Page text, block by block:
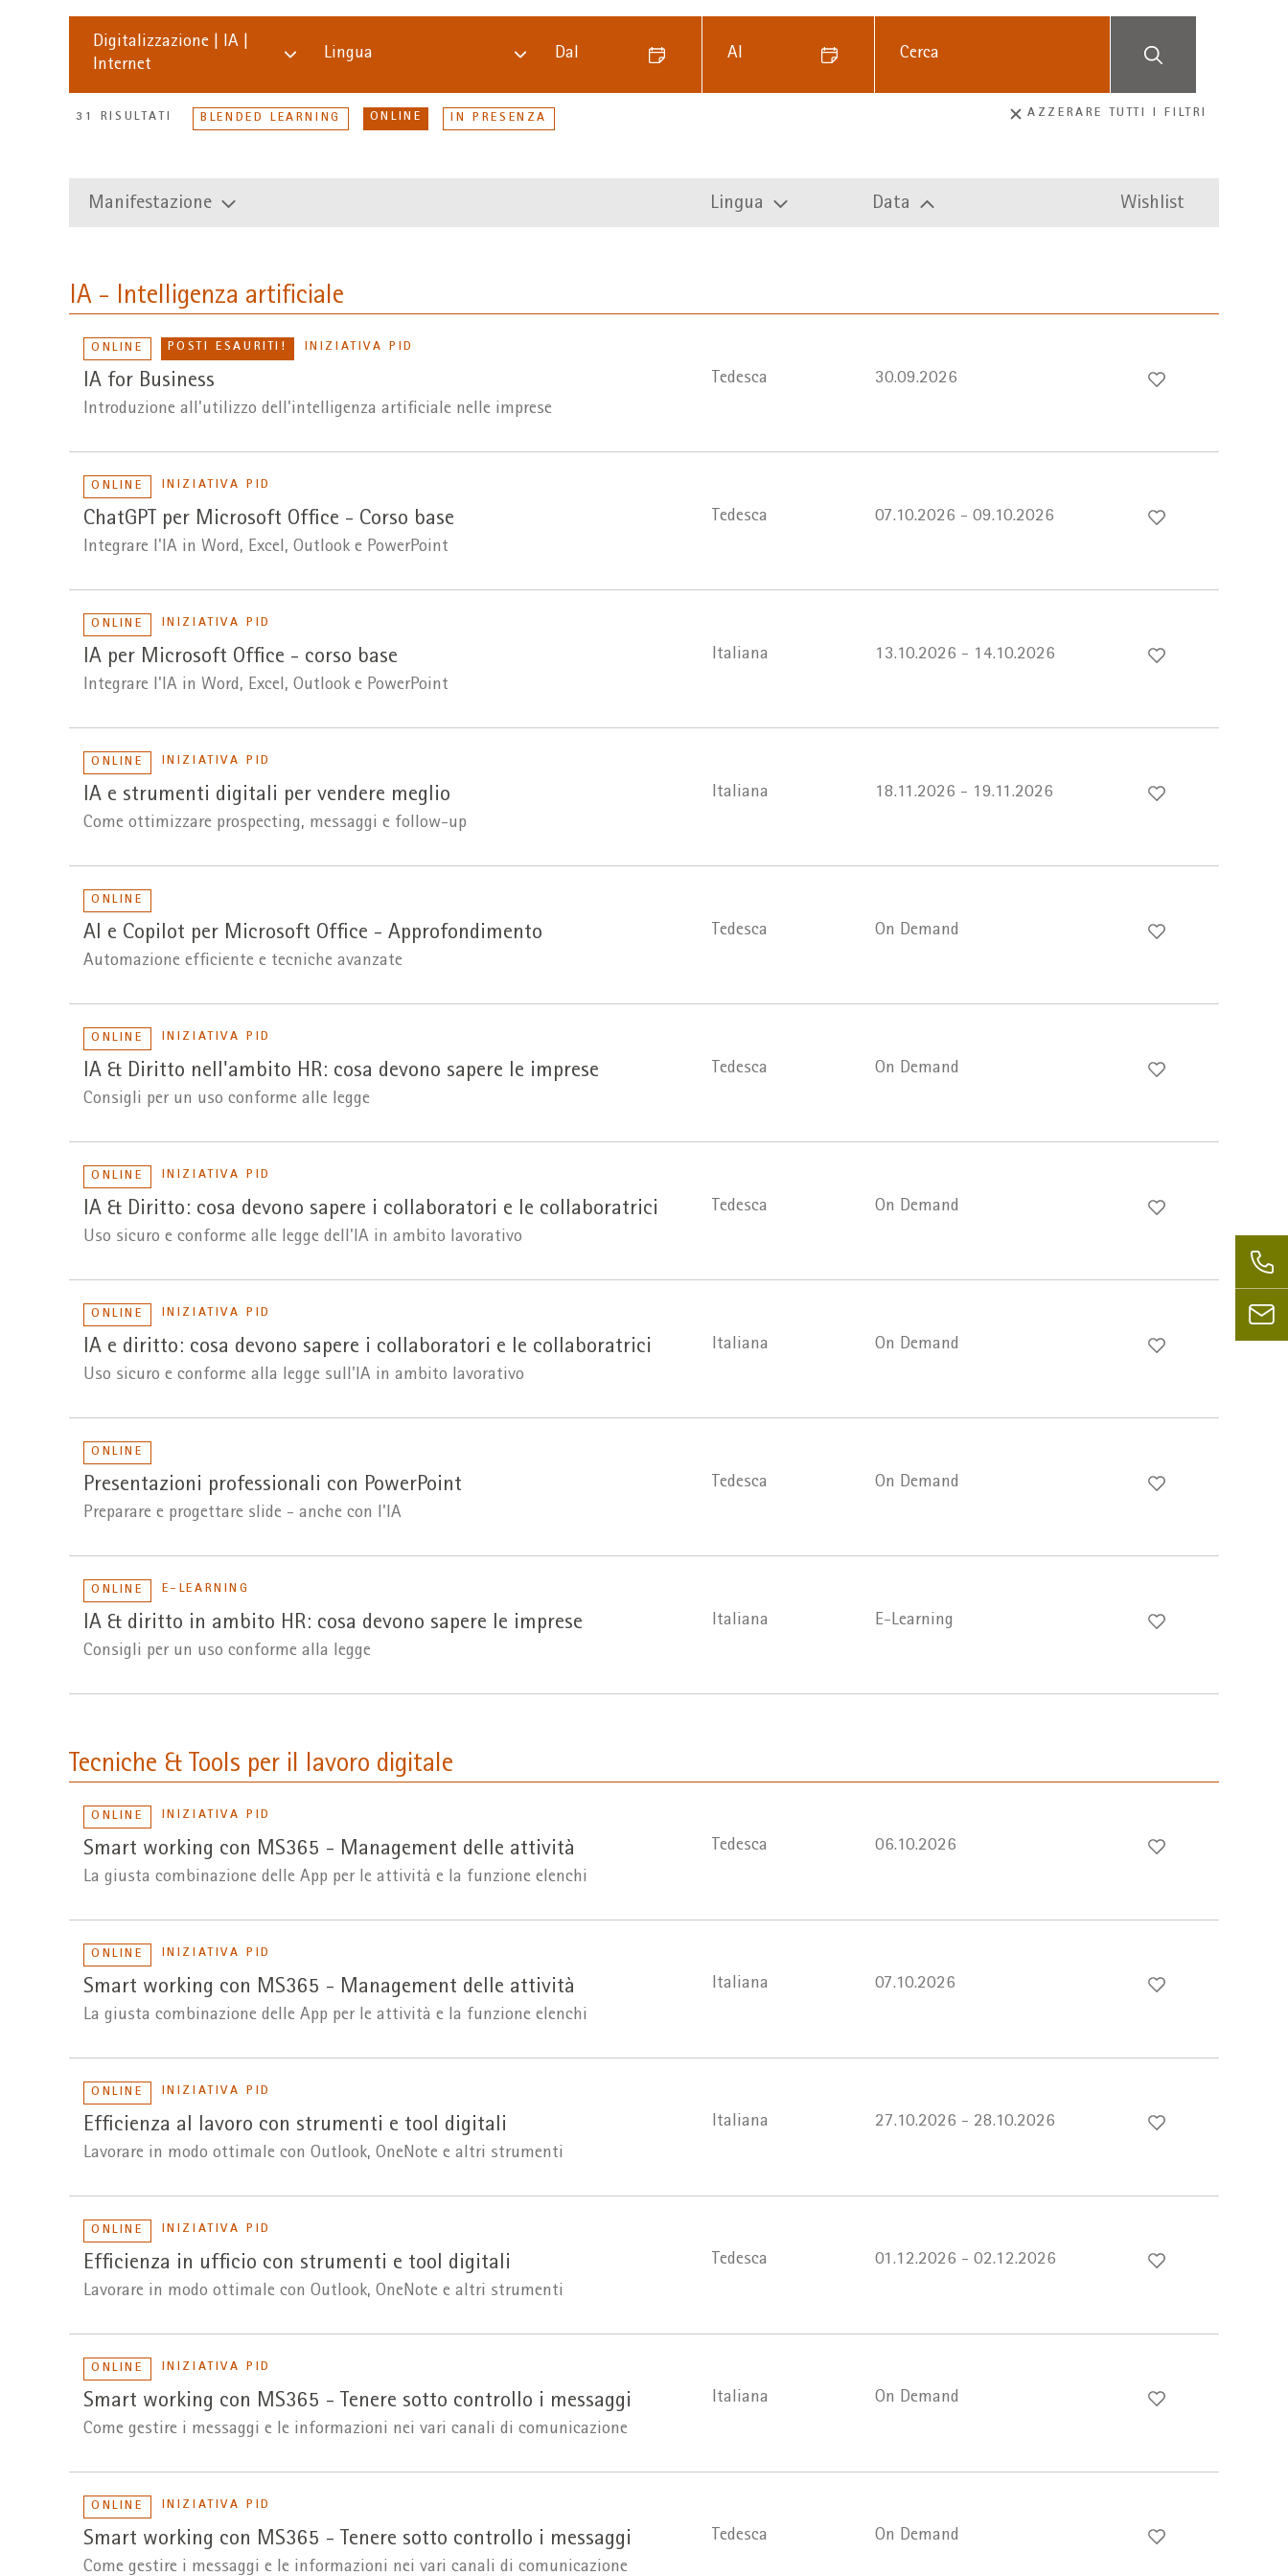
Digitalizzazione | IA |
Internet
Lingua Dal Al
31 RISULTATI BLENDED LEARNING ONLINE IN PRESENZA AZZERARE TUTTI I FILTRI
Manifestazione Lingua Data Wishlist
IA - Intelligenza artificiale
ONLINE POSTI ESAURITI! INIZIATIVA PID
IA for Business
Introduzione all'utilizzo dell'intelligenza artificiale nelle imprese
Tedesca 30.09.2026
ONLINE INIZIATIVA PID
ChatGPT per Microsoft Office - Corso base
Integrare l'IA in Word, Excel, Outlook e PowerPoint
Tedesca 07.10.2026 - 09.10.2026
ONLINE INIZIATIVA PID
IA per Microsoft Office - corso base
Integrare l'IA in Word, Excel, Outlook e PowerPoint
Italiana 13.10.2026 - 14.10.2026
ONLINE INIZIATIVA PID
IA e strumenti digitali per vendere meglio
Come ottimizzare prospecting, messaggi e follow-up
Italiana 18.11.2026 - 19.11.2026
ONLINE
AI e Copilot per Microsoft Office - Approfondimento
Automazione efficiente e tecniche avanzate
Tedesca On Demand
ONLINE INIZIATIVA PID
IA & Diritto nell'ambito HR: cosa devono sapere le imprese
Consigli per un uso conforme alle legge
Tedesca On Demand
ONLINE INIZIATIVA PID
IA & Diritto: cosa devono sapere i collaboratori e le collaboratrici
Uso sicuro e conforme alle legge dell'IA in ambito lavorativo
Tedesca On Demand
ONLINE INIZIATIVA PID
IA e diritto: cosa devono sapere i collaboratori e le collaboratrici
Uso sicuro e conforme alla legge sull'IA in ambito lavorativo
Italiana On Demand
ONLINE
Presentazioni professionali con PowerPoint
Preparare e progettare slide - anche con l'IA
Tedesca On Demand
ONLINE E-LEARNING
IA & diritto in ambito HR: cosa devono sapere le imprese
Consigli per un uso conforme alla legge
Italiana E-Learning
Tecniche & Tools per il lavoro digitale
ONLINE INIZIATIVA PID
Smart working con MS365 - Management delle attività
La giusta combinazione delle App per le attività e la funzione elenchi
Tedesca 06.10.2026
ONLINE INIZIATIVA PID
Smart working con MS365 - Management delle attività
La giusta combinazione delle App per le attività e la funzione elenchi
Italiana 07.10.2026
ONLINE INIZIATIVA PID
Efficienza al lavoro con strumenti e tool digitali
Lavorare in modo ottimale con Outlook, OneNote e altri strumenti
Italiana 27.10.2026 - 28.10.2026
ONLINE INIZIATIVA PID
Efficienza in ufficio con strumenti e tool digitali
Lavorare in modo ottimale con Outlook, OneNote e altri strumenti
Tedesca 01.12.2026 - 02.12.2026
ONLINE INIZIATIVA PID
Smart working con MS365 - Tenere sotto controllo i messaggi
Come gestire i messaggi e le informazioni nei vari canali di comunicazione
Italiana On Demand
ONLINE INIZIATIVA PID
Smart working con MS365 - Tenere sotto controllo i messaggi
Come gestire i messaggi e le informazioni nei vari canali di comunicazione
Tedesca On Demand